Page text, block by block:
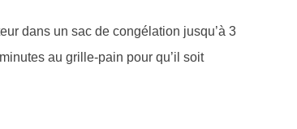
dans un sac de congélation jusqu’à 3
au grille-pain pour qu’il soit